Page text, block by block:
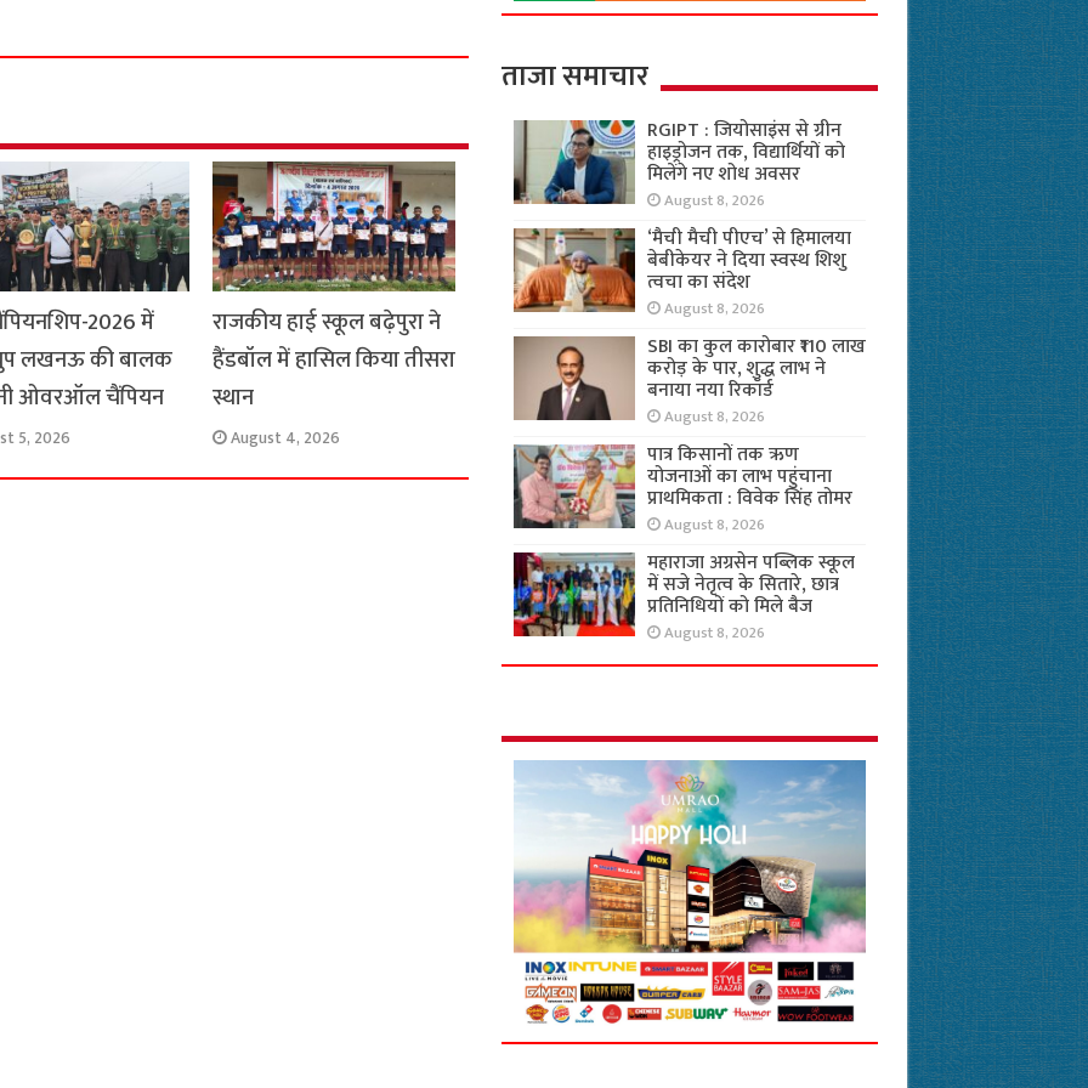
2026 में
लखनऊ की बालक
ओवरऑल चैंपियन
5, 2026
राजकीय हाई स्कूल बढ़ेपुरा ने
हैंडबॉल में हासिल किया तीसरा
स्थान
August 4, 2026
ताजा समाचार
RGIPT : जियोसाइंस से ग्रीन
हाइड्रोजन तक, विद्यार्थियों को
मिलेंगे नए शोध अवसर
August 8, 2026
‘मैची मैची पीएच’ से हिमालया
बेबीकेयर ने दिया स्वस्थ शिशु
त्वचा का संदेश
August 8, 2026
SBI का कुल कारोबार ₹110 लाख
करोड़ के पार, शुद्ध लाभ ने
बनाया नया रिकॉर्ड
August 8, 2026
पात्र किसानों तक ऋण
योजनाओं का लाभ पहुंचाना
प्राथमिकता : विवेक सिंह तोमर
August 8, 2026
महाराजा अग्रसेन पब्लिक स्कूल
में सजे नेतृत्व के सितारे, छात्र
प्रतिनिधियों को मिले बैज
August 8, 2026